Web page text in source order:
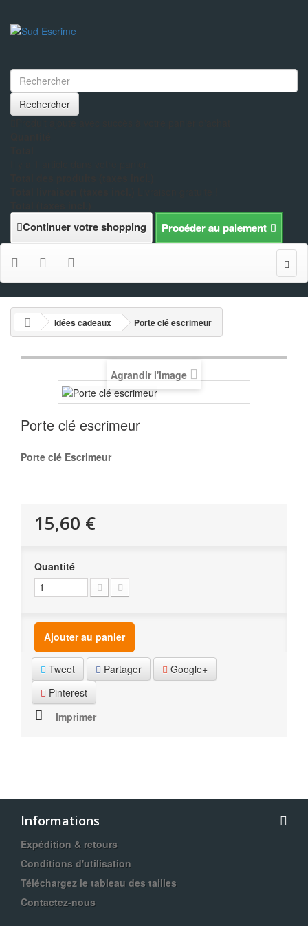
Rechercher
Continuer votre shopping Procéder au paiement
Idées cadeaux Porte clé escrimeur
Agrandir l'image
Porte clé escrimeur
Porte clé Escrimeur
15,60 €
Quantité
Ajouter au panier
Tweet Partager
Google+
Pinterest
Imprimer
Informations
Expédition & retours
Conditions d'utilisation
Téléchargez le tableau des tailles
Contactez-nous